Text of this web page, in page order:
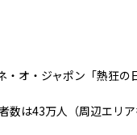
オ・ジャポン「熱狂の
は43万人（周辺エリア